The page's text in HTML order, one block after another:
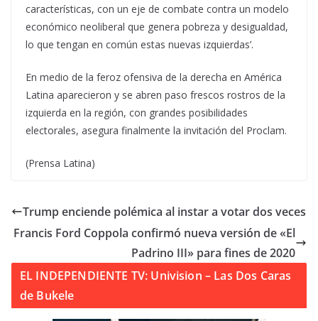
características, con un eje de combate contra un modelo
económico neoliberal que genera pobreza y desigualdad,
lo que tengan en común estas nuevas izquierdas’.
En medio de la feroz ofensiva de la derecha en América
Latina aparecieron y se abren paso frescos rostros de la
izquierda en la región, con grandes posibilidades
electorales, asegura finalmente la invitación del Proclam.
(Prensa Latina)
Trump enciende polémica al instar a votar dos veces
Francis Ford Coppola confirmó nueva versión de «El
Padrino III» para fines de 2020
EL INDEPENDIENTE TV: Univision – Las Dos Caras
de Bukele